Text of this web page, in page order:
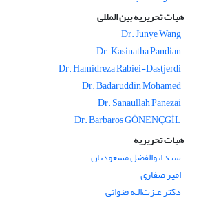
هیات تحریریه بین المللی
Dr. Junye Wang
Dr. Kasinatha Pandian
Dr. Hamidreza Rabiei-Dastjerdi
Dr. Badaruddin Mohamed
Dr. Sanaullah Panezai
Dr. Barbaros GÖNENÇGİL
هیات تحریریه
سید ابوالفضل مسعودیان
امیر صفاری
دکتر عـزت‌الـه قنواتی